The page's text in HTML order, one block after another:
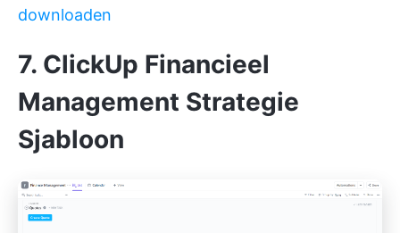
downloaden
7. ClickUp Financieel
Management Strategie
Sjabloon